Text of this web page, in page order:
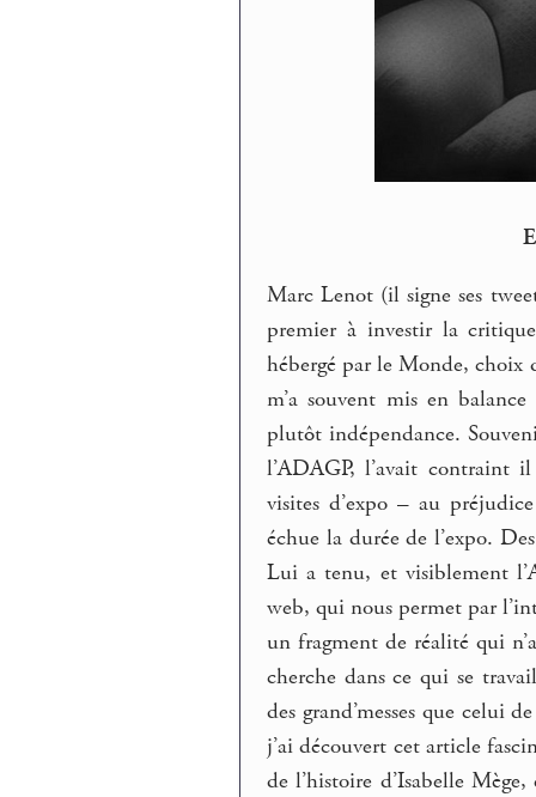
Marc Lenot (il signe ses
premier à investir la
hébergé par le Monde, choix
m’a souvent mis en
plutôt indépendance.
l’ADAGP, l’avait contraint
visites d’expo – au
échue la durée de l’expo.
Lui a tenu, et visiblement
web, qui nous permet par
un fragment de réalité qui
cherche dans ce qui se
des grand’messes que celui
j’ai découvert cet article
de l’histoire d’Isabelle